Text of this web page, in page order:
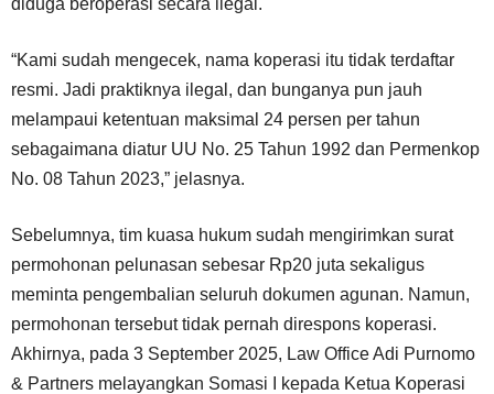
“Kami sudah mengecek, nama koperasi itu tidak terdaftar
resmi. Jadi praktiknya ilegal, dan bunganya pun jauh
melampaui ketentuan maksimal 24 persen per tahun
sebagaimana diatur UU No. 25 Tahun 1992 dan Permenkop
No. 08 Tahun 2023,” jelasnya.
Sebelumnya, tim kuasa hukum sudah mengirimkan surat
permohonan pelunasan sebesar Rp20 juta sekaligus
meminta pengembalian seluruh dokumen agunan. Namun,
permohonan tersebut tidak pernah direspons koperasi.
Akhirnya, pada 3 September 2025, Law Office Adi Purnomo
& Partners melayangkan Somasi I kepada Ketua Koperasi